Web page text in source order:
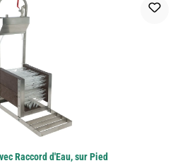
Raccord d'Eau, sur Pied